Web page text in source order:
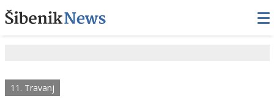
11. Travanj